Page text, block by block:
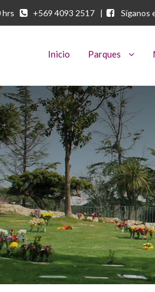
hrs +569 4093 2517 | Síganos
Inicio Parques